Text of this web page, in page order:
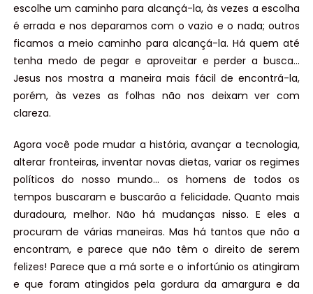
escolhe um caminho para alcançá-la, às vezes a escolha
é errada e nos deparamos com o vazio e o nada; outros
ficamos a meio caminho para alcançá-la. Há quem até
tenha medo de pegar e aproveitar e perder a busca…
Jesus nos mostra a maneira mais fácil de encontrá-la,
porém, às vezes as folhas não nos deixam ver com
clareza.
Agora você pode mudar a história, avançar a tecnologia,
alterar fronteiras, inventar novas dietas, variar os regimes
políticos do nosso mundo… os homens de todos os
tempos buscaram e buscarão a felicidade. Quanto mais
duradoura, melhor. Não há mudanças nisso. E eles a
procuram de várias maneiras. Mas há tantos que não a
encontram, e parece que não têm o direito de serem
felizes! Parece que a má sorte e o infortúnio os atingiram
e que foram atingidos pela gordura da amargura e da